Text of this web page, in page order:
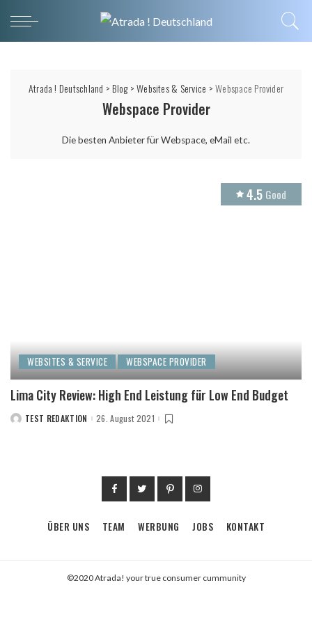
Atrada ! Deutschland > Blog>Websites & Service >Webspace Provider
Webspace Provider
Die besten Anbieter für Webspace, eMail etc.
WEBSITES & SERVICE WEBSPACE PROVIDER
4.5 Good
Lima City Review: High End Leistung für Low End Budget
POSTEDTEST REDAKTION 26. August 2021
ÜBER UNS TEAM WERBUNG JOBS KONTAKT
©2020 Atrada! your true consumer cummunity